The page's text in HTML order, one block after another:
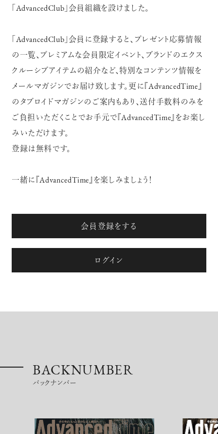
超絶技巧が生み出すエナメル工芸
力車
【フィリップス オークション】映画界
の巨匠のアイデアから生まれた時計
か？
俳優
「AdvancedClub」会員組織を設けました。
「AdvancedClub」会員に登録すると、プレゼント応募情報
の一覧、プレミアムな会員限定イベント、ブランドのエクス
クルーシブアイテムの紹介など、特別なコンテンツ情報を
メールマガジンでお届け致します。更に『AdvancedTime』
のタブロイドマガジンのご案内もあり、送付手数料のみを
ご負担いただくことでお手元で『AdvancedTime』をお楽し
みいただけます。
登録は無料です。
一緒に『AdvancedTime』を楽しみましょう！
会員登録をする
ログイン
BACKNUMBER
バックナンバー